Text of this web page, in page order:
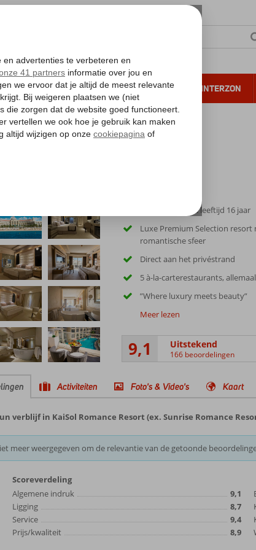
VERRE REIZEN ALL INCLUSIVE WINTERZON
Resort Grand Select)
Only Adult: min. leeftijd 16 jaar
Luxe Premium Selection resort
romantische sfeer
Direct aan het privéstrand
5 à-la-carterestaurants,
”Where luxury meets beauty”
Meer lezen
9,1 Uitstekend
166 beoordelingen
Activiteiten Foto's & Video's Kaart
verblijf in KaiSol Romance Resort (ex. Sunrise Romance
meer weergegeven om de relevantie van de getoonde
Scoreverdeling
Algemene indruk
9,1
Ligging
8,7
Service
9,4
Prijs/kwaliteit
8,9